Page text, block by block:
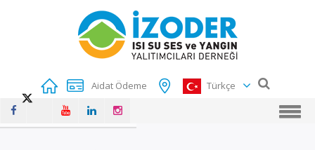
Aidat Ödeme Türkçe